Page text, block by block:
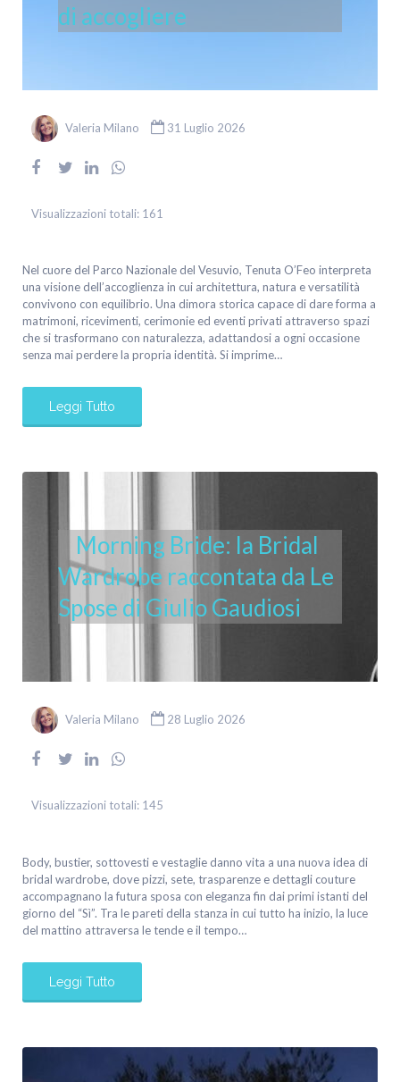
di accogliere
Valeria Milano 31 Luglio 2026
Visualizzazioni totali: 161
Nel cuore del Parco Nazionale del Vesuvio, Tenuta O’Feo interpreta
una visione dell’accoglienza in cui architettura, natura e versatilità
convivono con equilibrio. Una dimora storica capace di dare forma a
matrimoni, ricevimenti, cerimonie ed eventi privati attraverso spazi
che si trasformano con naturalezza, adattandosi a ogni occasione
senza mai perdere la propria identità. Si imprime…
Leggi Tutto
Morning Bride: la Bridal
Wardrobe raccontata da Le
Spose di Giulio Gaudiosi
Valeria Milano 28 Luglio 2026
Visualizzazioni totali: 145
Body, bustier, sottovesti e vestaglie danno vita a una nuova idea di
bridal wardrobe, dove pizzi, sete, trasparenze e dettagli couture
accompagnano la futura sposa con eleganza fin dai primi istanti del
giorno del “Sì”. Tra le pareti della stanza in cui tutto ha inizio, la luce
del mattino attraversa le tende e il tempo…
Leggi Tutto